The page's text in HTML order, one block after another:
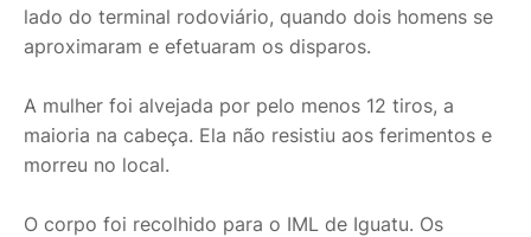
lado do terminal rodoviário, quando dois homens se
aproximaram e efetuaram os disparos.
A mulher foi alvejada por pelo menos 12 tiros, a
maioria na cabeça. Ela não resistiu aos ferimentos e
morreu no local.
O corpo foi recolhido para o IML de Iguatu. Os